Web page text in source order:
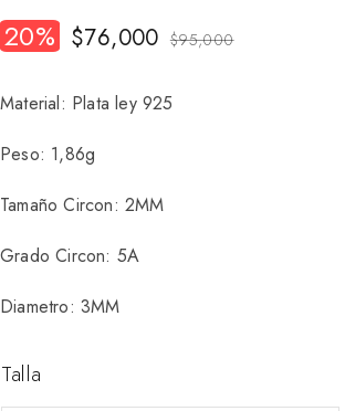
20% $95,000
$76,000
Material: Plata ley 925
Peso: 1,86g
Tamaño Circon: 2MM
Grado Circon: 5A
Diametro: 3MM
Talla